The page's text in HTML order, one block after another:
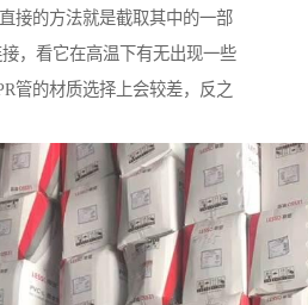
接的方法就是截取其中的一部
，看它在高温下有无出现一些
管的材质选择上会较差，反之